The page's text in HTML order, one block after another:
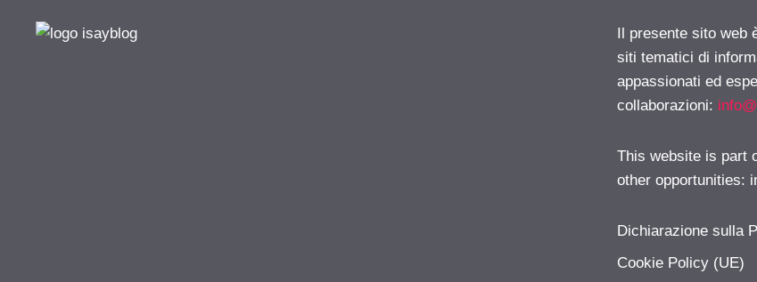
Il presente sito
siti tematici di
appassionati ed
collaborazioni:
This website is part
other opportunities:
Dichiarazione sulla
Cookie Policy (UE)